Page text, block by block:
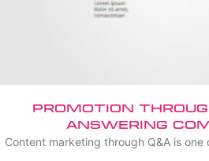
Promotion
Answering
Content marketing through Q&A is